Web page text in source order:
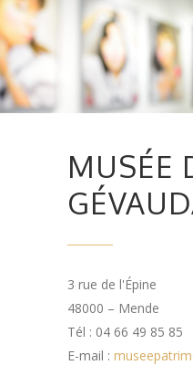
MUSÉE
3 rue de l'Épine
48000 – Mende
Tél : 04 66 49 85 85
E-mail :